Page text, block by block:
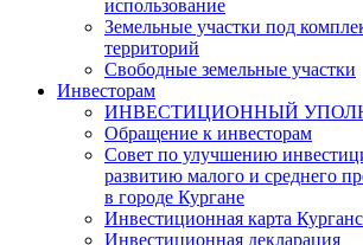
использование
Земельные участки под
территорий
Свободные земельные участки
Инвесторам
ИНВЕСТИЦИОННЫЙ
Обращение к инвесторам
Совет по улучшению
развитию малого и среднего
в городе Кургане
Инвестиционная карта
Инвестиционная декларация